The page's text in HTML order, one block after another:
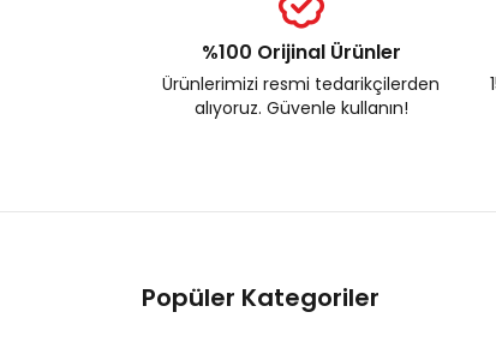
%100 Orijinal Ürünler
Ürünlerimizi resmi tedarikçilerden
alıyoruz. Güvenle kullanın!
Popüler Kategoriler